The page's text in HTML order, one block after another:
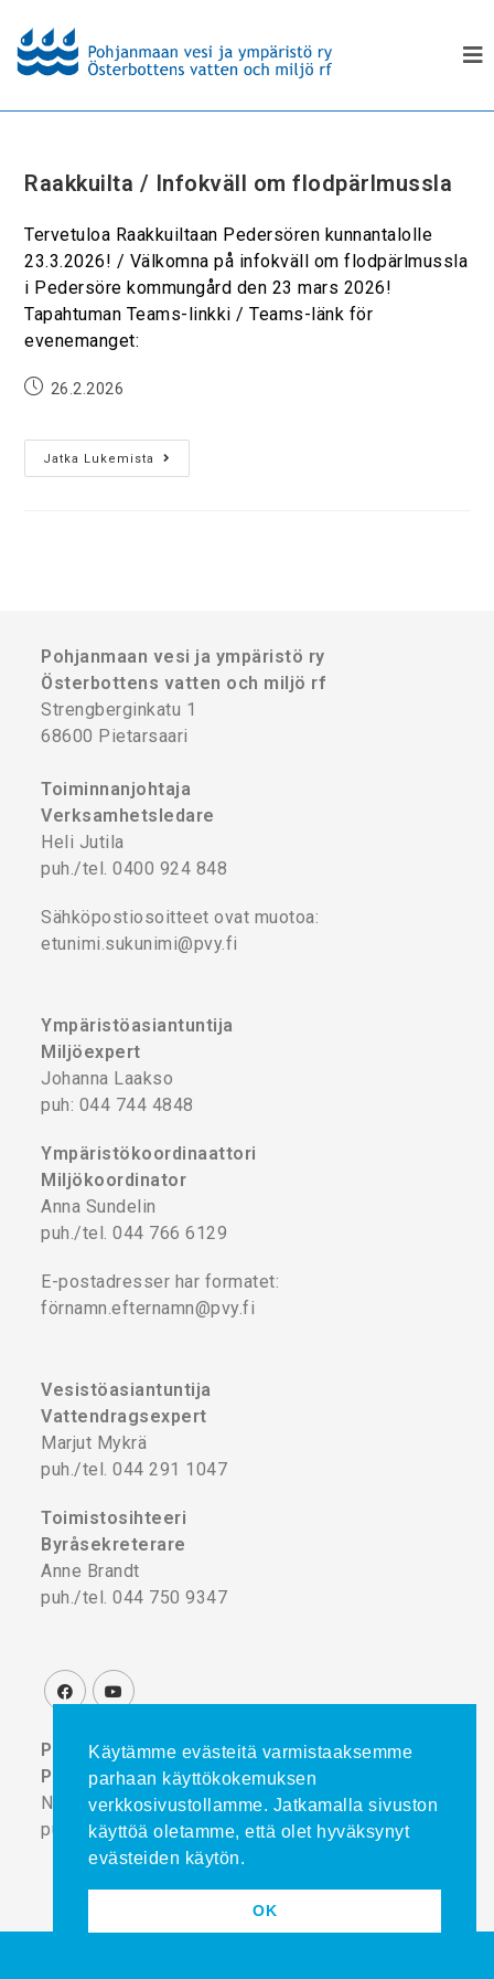
Raakkuilta / Infokväll om flodpärlmussla
Tervetuloa Raakkuiltaan Pedersören kunnantalolle
23.3.2026! / Välkomna på infokväll om flodpärlmussla
i Pedersöre kommungård den 23 mars 2026!
Tapahtuman Teams-linkki / Teams-länk för
evenemanget:
26.2.2026
Jatka Lukemista
Pohjanmaan vesi ja ympäristö ry
Österbottens vatten och miljö rf
Strengberginkatu 1
68600 Pietarsaari
Toiminnanjohtaja
Verksamhetsledare
Heli Jutila
puh./tel. 0400 924 848
Sähköpostiosoitteet ovat muotoa:
etunimi.sukunimi@pvy.fi
Ympäristöasiantuntija
Miljöexpert
Johanna Laakso
puh: 044 744 4848
Ympäristökoordinaattori
Miljökoordinator
Anna Sundelin
puh./tel. 044 766 6129
E-postadresser har formatet:
förnamn.efternamn@pvy.fi
Vesistöasiantuntija
Vattendragsexpert
Marjut Mykrä
puh./tel. 044 291 1047
Toimistosihteeri
Byråsekreterare
Anne Brandt
puh./tel. 044 750 9347
Projektikoordinaattori
Projektkoordinator
Noora Turtinen
puh./tel. 044 777 8839
Käytämme evästeitä varmistaaksemme
parhaan käyttökokemuksen
verkkosivustollamme. Jatkamalla sivuston
käyttöä oletamme, että olet hyväksynyt
evästeiden käytön.
OK